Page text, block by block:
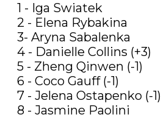
1 - Iga Swiatek
2 - Elena Rybakina
3- Aryna Sabalenka
4 - Danielle Collins (+3)
5 - Zheng Qinwen (-1)
6 - Coco Gauff (-1)
7 - Jelena Ostapenko (-1)
8 - Jasmine Paolini